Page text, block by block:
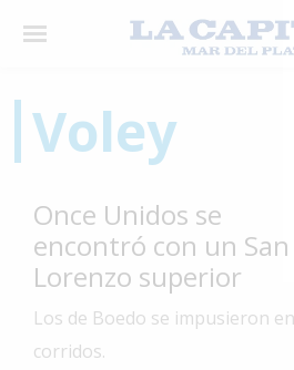
×
El
Mundo
La
Zona
Cultura
Voley
Once Unidos se
encontró con un San
Lorenzo superior
Los de Boedo se impusieron
corridos.